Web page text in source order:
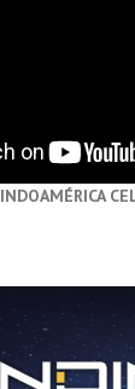
INDOAMÉRICA